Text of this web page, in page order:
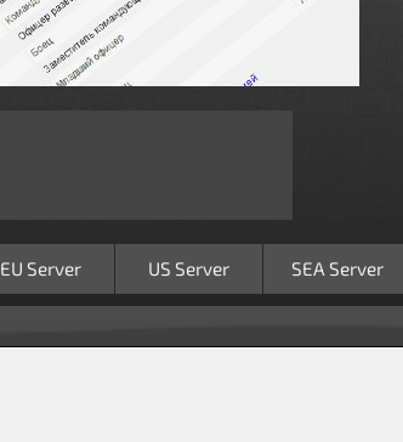
EU Server US Server SEA Server